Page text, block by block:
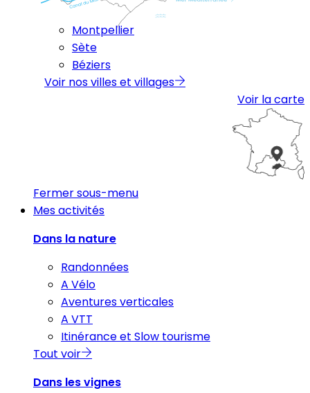
Montpellier
Sète
Béziers
Voir nos villes et villages
Voir la carte
Fermer sous-menu
Mes activités
Dans la nature
Randonnées
A Vélo
Aventures verticales
A VTT
Itinérance et Slow tourisme
Tout voir
Dans les vignes